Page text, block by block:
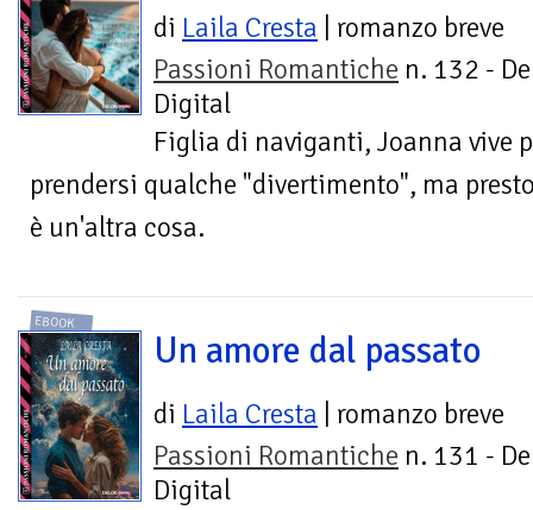
di Laila Cresta | romanzo breve
Passioni Romantiche n. 132 -
Digital
Figlia di naviganti, Joanna vive
prendersi qualche "divertimento", ma
è un'altra cosa.
EBOOK
Un amore dal passato
di Laila Cresta | romanzo breve
Passioni Romantiche n. 131 -
Digital